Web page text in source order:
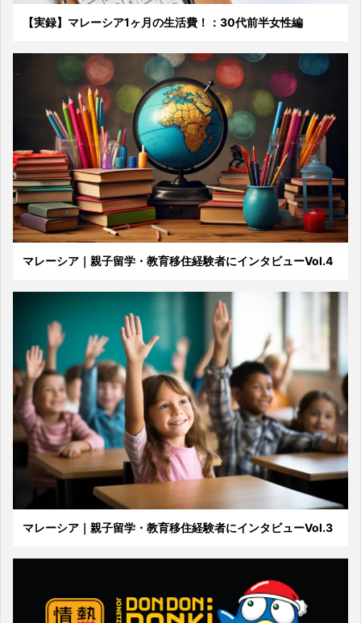
【実録】マレーシア1ヶ月の生活費！：30代前半女性編
マレーシア｜親子留学・教育移住経験者にインタビューVol.4
マレーシア｜親子留学・教育移住経験者にインタビューVol.3